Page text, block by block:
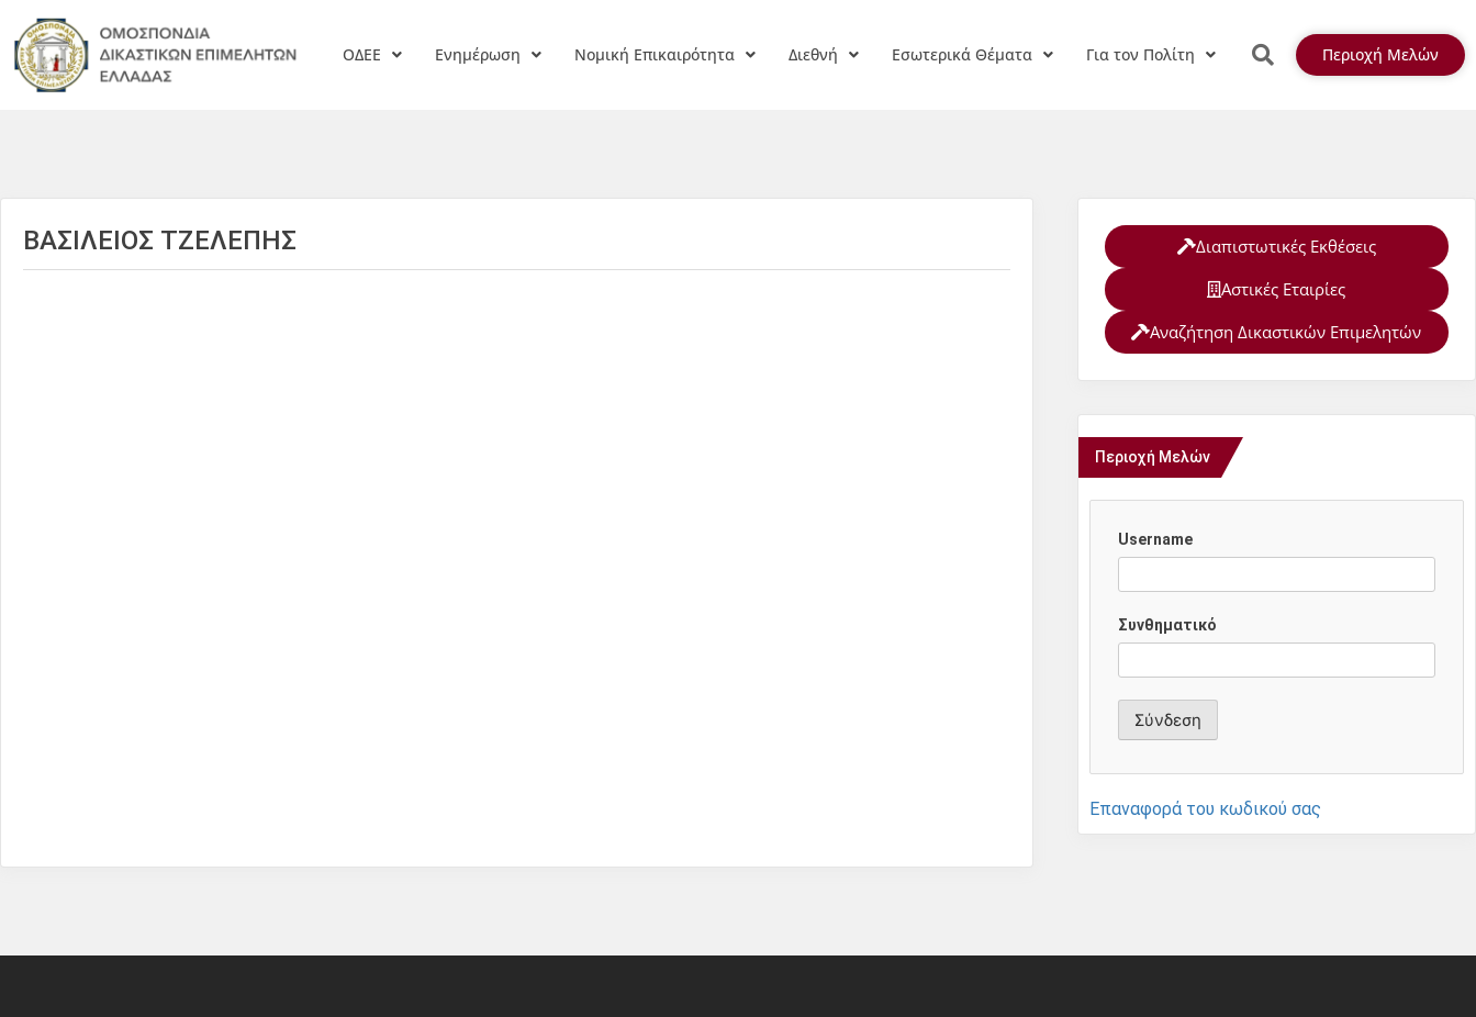
ΟΔΕΕ Ενημέρωση Νομική Επικαιρότητα Διεθνή Εσωτερικά Θέματα Για τον Πολίτη Περιοχή Μελών
ΒΑΣΙΛΕΙΟΣ ΤΖΕΛΕΠΗΣ
Διαπιστωτικές Εκθέσεις
Αστικές Εταιρίες
Αναζήτηση Δικαστικών Επιμελητών
Περιοχή Μελών
Username
Συνθηματικό
Επαναφορά του κωδικού σας